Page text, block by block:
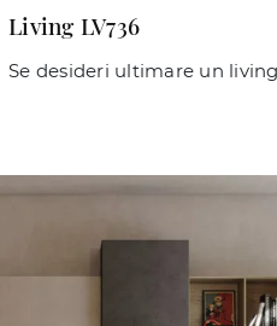
Living LV736